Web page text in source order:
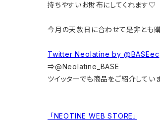
持ちやすいお財布にしてくれます♡
今月の天赦日に合わせて是非とも購
Twitter Neolatine by @BASEec
⇒@Neolatine_BASE
ツイッターでも商品をご紹介していま
「NEOTINE WEB STORE」